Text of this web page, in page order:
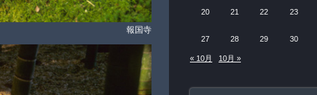
報国寺
20 21 22 23
27 28 29 30
« 10月 10月 »